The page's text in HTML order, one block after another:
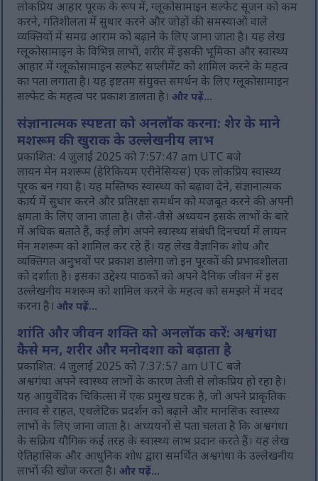
लोकप्रिय आहार पूरक के रूप में, ग्लूकोसामाइन सल्फेट सूजन को कम
करने, गतिशीलता में सुधार करने और जोड़ों की समस्याओं वाले
व्यक्तियों में समग्र आराम को बढ़ाने के लिए जाना जाता है। यह लेख
ग्लूकोसामाइन के विभिन्न लाभों, शरीर में इसकी भूमिका और स्वास्थ्य
आहार में ग्लूकोसामाइन सल्फेट सप्लीमेंट को शामिल करने के महत्व
का पता लगाता है। यह इष्टतम संयुक्त समर्थन के लिए ग्लूकोसामाइन
सल्फेट के महत्व पर प्रकाश डालता है।और पढ़ें...
संज्ञानात्मक स्पष्टता को अनलॉक करना: शेर के माने
मशरूम की खुराक के उल्लेखनीय लाभ
प्रकाशित: 4 जुलाई 2025 को 7:57:47 am UTC बजे
लायन मेन मशरूम (हेरिकियम एरीनेसियस) एक लोकप्रिय स्वास्थ्य
पूरक बन गया है। यह मस्तिष्क स्वास्थ्य को बढ़ावा देने, संज्ञानात्मक
कार्य में सुधार करने और प्रतिरक्षा समर्थन को मजबूत करने की अपनी
क्षमता के लिए जाना जाता है। जैसे-जैसे अध्ययन इसके लाभों के बारे
में अधिक बताते हैं, कई लोग अपने स्वास्थ्य संबंधी दिनचर्या में लायन
मेन मशरूम को शामिल कर रहे हैं। यह लेख वैज्ञानिक शोध और
व्यक्तिगत अनुभवों पर प्रकाश डालेगा जो इन पूरकों की प्रभावशीलता
को दर्शाता है। इसका उद्देश्य पाठकों को अपने दैनिक जीवन में इस
उल्लेखनीय मशरूम को शामिल करने के महत्व को समझने में मदद
करना है।और पढ़ें...
शांति और जीवन शक्ति को अनलॉक करें: अश्वगंधा
कैसे मन, शरीर और मनोदशा को बढ़ाता है
प्रकाशित: 4 जुलाई 2025 को 7:37:57 am UTC बजे
अश्वगंधा अपने स्वास्थ्य लाभों के कारण तेजी से लोकप्रिय हो रहा है।
यह आयुर्वेदिक चिकित्सा में एक प्रमुख घटक है, जो अपने प्राकृतिक
तनाव से राहत, एथलेटिक प्रदर्शन को बढ़ाने और मानसिक स्वास्थ्य
लाभों के लिए जाना जाता है। अध्ययनों से पता चलता है कि अश्वगंधा
के सक्रिय यौगिक कई तरह के स्वास्थ्य लाभ प्रदान करते हैं। यह लेख
ऐतिहासिक और आधुनिक शोध द्वारा समर्थित अश्वगंधा के उल्लेखनीय
लाभों की खोज करता है।और पढ़ें...